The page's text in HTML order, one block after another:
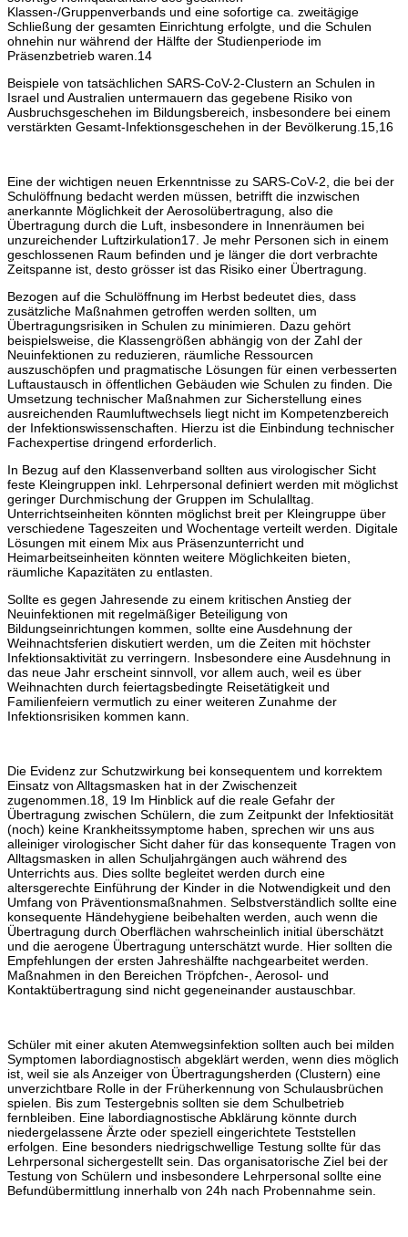
Klassen-/Gruppenverbands und eine sofortige ca. zweitägige
Schließung der gesamten Einrichtung erfolgte, und die Schulen
ohnehin nur während der Hälfte der Studienperiode im
Präsenzbetrieb waren.14
Beispiele von tatsächlichen SARS-CoV-2-Clustern an Schulen in
Israel und Australien untermauern das gegebene Risiko von
Ausbruchsgeschehen im Bildungsbereich, insbesondere bei einem
verstärkten Gesamt-Infektionsgeschehen in der Bevölkerung.15,16
Eine der wichtigen neuen Erkenntnisse zu SARS-CoV-2, die bei der
Schulöffnung bedacht werden müssen, betrifft die inzwischen
anerkannte Möglichkeit der Aerosolübertragung, also die
Übertragung durch die Luft, insbesondere in Innenräumen bei
unzureichender Luftzirkulation17. Je mehr Personen sich in einem
geschlossenen Raum befinden und je länger die dort verbrachte
Zeitspanne ist, desto grösser ist das Risiko einer Übertragung.
Bezogen auf die Schulöffnung im Herbst bedeutet dies, dass
zusätzliche Maßnahmen getroffen werden sollten, um
Übertragungsrisiken in Schulen zu minimieren. Dazu gehört
beispielsweise, die Klassengrößen abhängig von der Zahl der
Neuinfektionen zu reduzieren, räumliche Ressourcen
auszuschöpfen und pragmatische Lösungen für einen verbesserten
Luftaustausch in öffentlichen Gebäuden wie Schulen zu finden. Die
Umsetzung technischer Maßnahmen zur Sicherstellung eines
ausreichenden Raumluftwechsels liegt nicht im Kompetenzbereich
der Infektionswissenschaften. Hierzu ist die Einbindung technischer
Fachexpertise dringend erforderlich.
In Bezug auf den Klassenverband sollten aus virologischer Sicht
feste Kleingruppen inkl. Lehrpersonal definiert werden mit möglichst
geringer Durchmischung der Gruppen im Schulalltag.
Unterrichtseinheiten könnten möglichst breit per Kleingruppe über
verschiedene Tageszeiten und Wochentage verteilt werden. Digitale
Lösungen mit einem Mix aus Präsenzunterricht und
Heimarbeitseinheiten könnten weitere Möglichkeiten bieten,
räumliche Kapazitäten zu entlasten.
Sollte es gegen Jahresende zu einem kritischen Anstieg der
Neuinfektionen mit regelmäßiger Beteiligung von
Bildungseinrichtungen kommen, sollte eine Ausdehnung der
Weihnachtsferien diskutiert werden, um die Zeiten mit höchster
Infektionsaktivität zu verringern. Insbesondere eine Ausdehnung in
das neue Jahr erscheint sinnvoll, vor allem auch, weil es über
Weihnachten durch feiertagsbedingte Reisetätigkeit und
Familienfeiern vermutlich zu einer weiteren Zunahme der
Infektionsrisiken kommen kann.
Die Evidenz zur Schutzwirkung bei konsequentem und korrektem
Einsatz von Alltagsmasken hat in der Zwischenzeit
zugenommen.18, 19 Im Hinblick auf die reale Gefahr der
Übertragung zwischen Schülern, die zum Zeitpunkt der Infektiosität
(noch) keine Krankheitssymptome haben, sprechen wir uns aus
alleiniger virologischer Sicht daher für das konsequente Tragen von
Alltagsmasken in allen Schuljahrgängen auch während des
Unterrichts aus. Dies sollte begleitet werden durch eine
altersgerechte Einführung der Kinder in die Notwendigkeit und den
Umfang von Präventionsmaßnahmen. Selbstverständlich sollte eine
konsequente Händehygiene beibehalten werden, auch wenn die
Übertragung durch Oberflächen wahrscheinlich initial überschätzt
und die aerogene Übertragung unterschätzt wurde. Hier sollten die
Empfehlungen der ersten Jahreshälfte nachgearbeitet werden.
Maßnahmen in den Bereichen Tröpfchen-, Aerosol- und
Kontaktübertragung sind nicht gegeneinander austauschbar.
Schüler mit einer akuten Atemwegsinfektion sollten auch bei milden
Symptomen labordiagnostisch abgeklärt werden, wenn dies möglich
ist, weil sie als Anzeiger von Übertragungsherden (Clustern) eine
unverzichtbare Rolle in der Früherkennung von Schulausbrüchen
spielen. Bis zum Testergebnis sollten sie dem Schulbetrieb
fernbleiben. Eine labordiagnostische Abklärung könnte durch
niedergelassene Ärzte oder speziell eingerichtete Teststellen
erfolgen. Eine besonders niedrigschwellige Testung sollte für das
Lehrpersonal sichergestellt sein. Das organisatorische Ziel bei der
Testung von Schülern und insbesondere Lehrpersonal sollte eine
Befundübermittlung innerhalb von 24h nach Probennahme sein.